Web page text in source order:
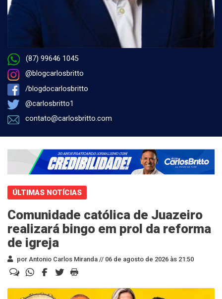
(87) 99646 1045
@blogcarlosbritto
/blogdocarlosbritto
@carlosbritto1
contato@carlosbritto.com
ÚLTIMAS NOTÍCIAS
Comunidade católica de Juazeiro
realizará bingo em prol da reforma
de igreja
por Antonio Carlos Miranda // 06 de agosto de 2026 às 21:50